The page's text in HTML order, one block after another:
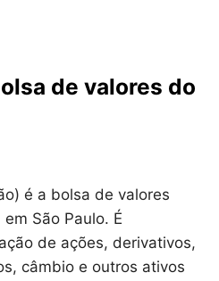
de valores do
é a bolsa de valores
São Paulo. É
de ações, derivativos,
câmbio e outros ativos